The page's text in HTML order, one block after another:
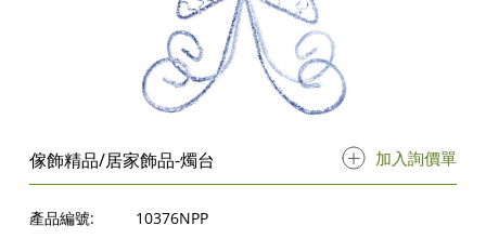
傢飾精品/居家飾品-燭台 加入詢價單
產品編號:
10376NPP